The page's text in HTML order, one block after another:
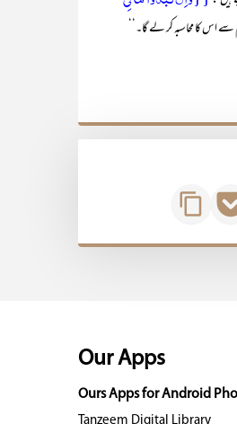
اس کا محاسبہ کر لے گا۔‘‘
Our Apps
Ours Apps for Android
Tanzeem Digital Library